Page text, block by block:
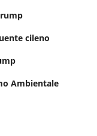
cileno
Ambientale